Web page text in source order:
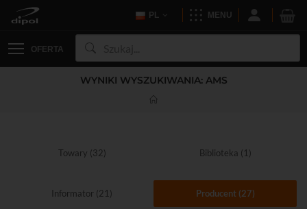
PL MENU
OFERTA
WYNIKI WYSZUKIWANIA: AMS
Towary (32) Biblioteka (1)
Informator (21) Producent (27)